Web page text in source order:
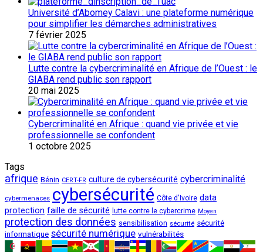
Université d’Abomey Calavi : une plateforme numérique
pour simplifier les démarches administratives
7 février 2025
Lutte contre la cybercriminalité en Afrique de l’Ouest : le
GIABA rend public son rapport
20 mai 2025
Cybercriminalité en Afrique : quand vie privée et vie
professionnelle se confondent
1 octobre 2025
Tags
afrique Bénin CERT-FR culture de cybersécurité cybercriminalité
cybermenaces cybersécurité Côte d'Ivoire data
protection faille de sécurité lutte contre le cybercrime Moyen
protection des données sensibilisation sécurité sécurité
informatique sécurité numérique vulnérabilités